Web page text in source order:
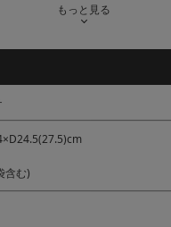
もっと見る
含む)